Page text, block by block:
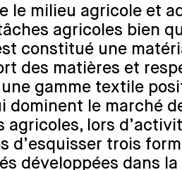
le milieu agricole et
agricoles bien
constitué une
des matières et
gamme textile
le marché
agricoles, lors
d’esquisser trois
développées dans